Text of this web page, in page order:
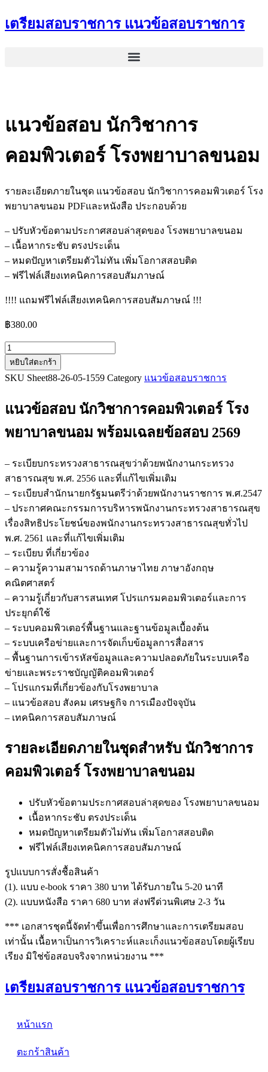
Skip
to
เตรียมสอบราชการ แนวข้อสอบราชการ
แนวข้อสอบ นักวิชาการ
คอมพิวเตอร์ โรงพยาบาลขนอม
รายละเอียดภายในชุด แนวข้อสอบ นักวิชาการคอมพิวเตอร์ โรง
พยาบาลขนอม PDFและหนังสือ ประกอบด้วย
– ปรับหัวข้อตามประกาศสอบล่าสุดของ โรงพยาบาลขนอม
– เนื้อหากระชับ ตรงประเด็น
– หมดปัญหาเตรียมตัวไม่ทัน เพิ่มโอกาสสอบติด
– ฟรีไฟล์เสียงเทคนิคการสอบสัมภาษณ์
!!!! แถมฟรีไฟล์เสียงเทคนิคการสอบสัมภาษณ์ !!!
฿380.00
จำนวน
แนว
ข้อสอบ
วิชาการ
โรง
ขนอม
ชิ้น
หยิบใส่ตะกร้า
SKU Sheet88-26-05-1559 Category แนวข้อสอบราชการ
แนวข้อสอบ นักวิชาการคอมพิวเตอร์ โรง
พยาบาลขนอม พร้อมเฉลยข้อสอบ 2569
– ระเบียบกระทรวงสาธารณสุขว่าด้วยพนักงานกระทรวง
สาธารณสุข พ.ศ. 2556 และที่แก้ไขเพิ่มเติม
– ระเบียบสำนักนายกรัฐมนตรีว่าด้วยพนักงานราชการ พ.ศ.2547
– ประกาศคณะกรรมการบริหารพนักงานกระทรวงสาธารณสุข
เรื่องสิทธิประโยชน์ของพนักงานกระทรวงสาธารณสุขทั่วไป
พ.ศ. 2561 และที่แก้ไขเพิ่มเติม
– ระเบียบ ที่เกี่ยวข้อง
– ความรู้ความสามารถด้านภาษาไทย ภาษาอังกฤษ
คณิตศาสตร์
– ความรู้เกี่ยวกับสารสนเทศ โปรแกรมคอมพิวเตอร์และการ
ประยุกต์ใช้
– ระบบคอมพิวเตอร์พื้นฐานและฐานข้อมูลเบื้องต้น
– ระบบเครือข่ายและการจัดเก็บข้อมูลการสื่อสาร
– พื้นฐานการเข้ารหัสข้อมูลและความปลอดภัยในระบบเครือ
ข่ายและพระราชบัญญัติคอมพิวเตอร์
– โปรแกรมที่เกี่ยวข้องกับโรงพยาบาล
– แนวข้อสอบ สังคม เศรษฐกิจ การเมืองปัจจุบัน
– เทคนิคการสอบสัมภาษณ์
รายละเอียดภายในชุดสำหรับ นักวิชาการ
คอมพิวเตอร์ โรงพยาบาลขนอม
ปรับหัวข้อตามประกาศสอบล่าสุดของ โรงพยาบาลขนอม
เนื้อหากระชับ ตรงประเด็น
หมดปัญหาเตรียมตัวไม่ทัน เพิ่มโอกาสสอบติด
ฟรีไฟล์เสียงเทคนิคการสอบสัมภาษณ์
รูปแบบการสั่งชื้อสินค้า
(1). แบบ e-book ราคา 380 บาท ได้รับภายใน 5-20 นาที
(2). แบบหนังสือ ราคา 680 บาท ส่งฟรีด่วนพิเศษ 2-3 วัน
*** เอกสารชุดนี้จัดทำขึ้นเพื่อการศึกษาและการเตรียมสอบ
เท่านั้น เนื้อหาเป็นการวิเคราะห์และเก็งแนวข้อสอบโดยผู้เรียบ
เรียง มิใช่ข้อสอบจริงจากหน่วยงาน ***
เตรียมสอบราชการ แนวข้อสอบราชการ
หน้าแรก
ตะกร้าสินค้า